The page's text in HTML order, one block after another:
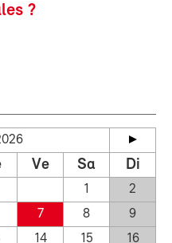
?
Ve Sa Di
1
2
7 8
9
14 15
16